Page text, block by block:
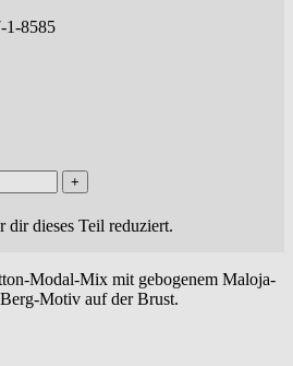
1-8585
dir dieses Teil reduziert.
Modal-Mix mit gebogenem Maloja-
Motiv auf der Brust.